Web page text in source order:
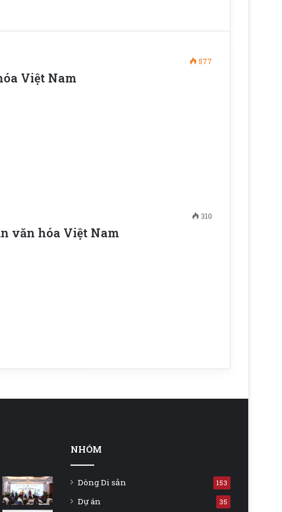
577
Việt Nam
310
văn hóa Việt Nam
NHÓM
Dòng Di sản 153
Dự án 35